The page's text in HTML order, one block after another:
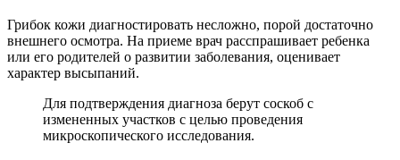
Грибок кожи диагностировать несложно, порой достаточно
внешнего осмотра. На приеме врач расспрашивает ребенка
или его родителей о развитии заболевания, оценивает
характер высыпаний.
Для подтверждения диагноза берут соскоб с
измененных участков с целью проведения
микроскопического исследования.